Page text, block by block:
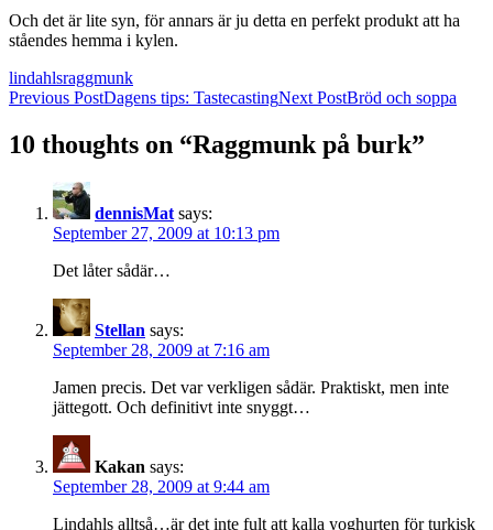
Och det är lite syn, för annars är ju detta en perfekt produkt att ha
ståendes hemma i kylen.
lindahlsraggmunk
Post
navigation
Previous PostDagens tips: TastecastingNext PostBröd och soppa
10 thoughts on “Raggmunk på burk”
dennisMat says:
September 27, 2009 at 10:13 pm
Det låter sådär…
Stellan says:
September 28, 2009 at 7:16 am
Jamen precis. Det var verkligen sådär. Praktiskt, men inte
jättegott. Och definitivt inte snyggt…
Kakan says:
September 28, 2009 at 9:44 am
Lindahls alltså…är det inte fult att kalla yoghurten för turkisk